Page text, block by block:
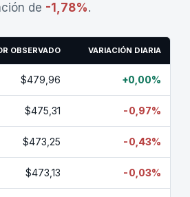
de -1,78%.
OBSERVADO VARIACIÓN DIARIA
$479,96 +0,00%
$475,31 -0,97%
$473,25 -0,43%
$473,13 -0,03%